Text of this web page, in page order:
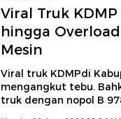
Viral Truk
hingga
Mesin
Viral truk KDMPdi
mengangkut tebu.
truk dengan nopol B